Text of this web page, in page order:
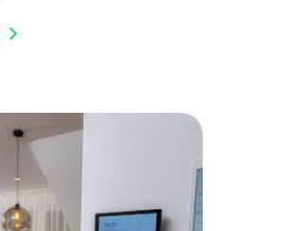
chevron_right